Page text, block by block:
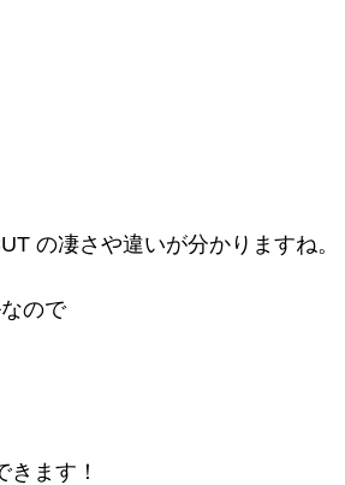
の凄さや違いが分かりますね。
ので
きます！